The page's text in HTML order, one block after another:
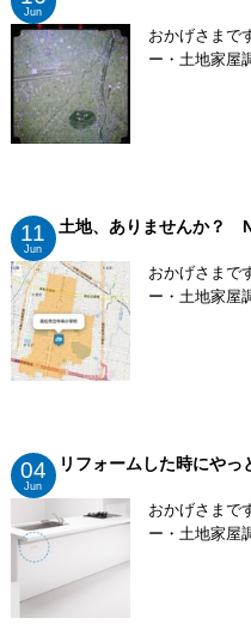
Jun
おかげさまで
ー・土地家屋
11
Jun
土地、ありませんか？
おかげさまで
ー・土地家屋
04
Jun
リフォームした時にや
おかげさまで
ー・土地家屋